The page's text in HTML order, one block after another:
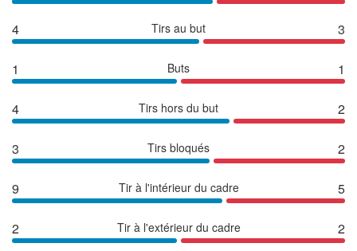
4 Tirs au but 3
1 Buts 1
4 Tirs hors du but 2
3 Tirs bloqués 2
9 Tir à l'intérieur du cadre 5
2 Tir à l'extérieur du cadre 2